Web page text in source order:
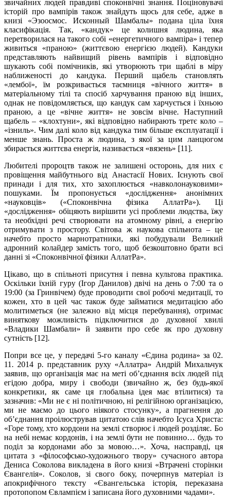
звичайних людей правдиві споконвічні знання. Поціновувачі
історій про вампірів також знайдуть щось для себе, адже в
книзі «Эзоосмос. Исконный Шамбалы» подана ціла їхня
класифікація. Так, «кандук» це колишня людина, яка
перетворилася на такого собі «енергетичного вампіра» і тепер
живиться «праною» (життєвою енергією людей). Кандуки
представляють найвищий рівень вампірів і відповідно
шукають собі помічників, які утворюють три щаблі в міру
наближеності до кандука. Перший щабель становлять
«лембої», їм розкривається таємниця «вічного життя» в
матеріальному тілі та спосіб харчування праною від інших,
однак не повідомляється, що кандук сам харчується і їхньою
праною, а це «вічне життя» не зовсім вічне. Наступний
щабель – «клохтуни», які відповідно набирають третє коло –
«ізниль». Чим далі коло від кандука тим більше експлуатації і
менше знань. Проста ж людина, з якої за цим ланцюгом
збирається життєва енергія, називається «вязень» [11].
Любителі пророцтв також не залишені осторонь, для них є
провіщення майбутнього від Анастасії Нових. Існують свої
принади і для тих, хто захоплюється «навколонауковими»
пошуками. Їм пропонується «дослідження» анонімних
«науковців» («Споконвічна фізика АллатРа»). Ці
«дослідження» обіцяють вирішити усі проблеми людства, їжу
та необхідні речі створювати на атомному рівні, а енергію
отримувати з простору. Світова ж наукова спільнота – це
начебто просто марнотратники, які побудували Великий
адронний колайдер замість того, щоб безкоштовно брати всі
данні зі «Споконвічної фізики АллатРа».
Цікаво, що в спільноті присутня і певна культова практика.
Оскільки їхній гуру (Ігор Данилов) двічі на день о 7:00 та о
19:00 (за Гринвічем) буде проводити свої робочі медитації, то
кожен, хто в цей час також буде займатися медитацією або
молитиметься (не залежно від місця перебування), отримає
виняткову можливість підключитися до духовної хвилі
«Владики Шамбали» й заявити про себе як про духовну
сутність [12].
Попри все це, у передачі 5-го каналу «Єдина родина» за 02.
11. 2014 р. представник руху «Аллатра» Андрій Михальчук
заявив, що організація має на меті об’єднання всіх людей під
егідою добра, миру і свободи (звичайно ж, без будь-якої
конкретики, як саме ця глобальна ідея має втілитися) та
зазначив: «Ми не є ні політичною, ні релігійною організацією,
ми не маємо до цього ніякого стосунку», а прагнення до
об’єднання проілюстрував цитатою слів начебто Ісуса Христа:
«Горе тому, хто кордони на землі створює і людей розділяє. Бо
на небі немає кордонів, і на землі бути не повинно… будь то
поділ за кордонами або за мовою…». Хоча, насправді, ця
цитата з «філософсько-художнього твору» сучасного автора
Дениса Соколова викладена в його книзі «Втрачені сторінки
Євангелія». Соколов, зі свого боку, почерпнув матеріал із
апокрифічного тексту «Євангельська історія, переказана
протопопом Євлампієм і записана його духовними чадами».